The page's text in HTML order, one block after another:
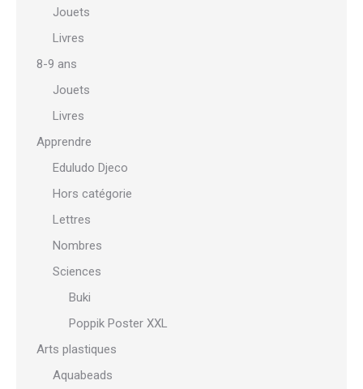
Jouets
Livres
8-9 ans
Jouets
Livres
Apprendre
Eduludo Djeco
Hors catégorie
Lettres
Nombres
Sciences
Buki
Poppik Poster XXL
Arts plastiques
Aquabeads